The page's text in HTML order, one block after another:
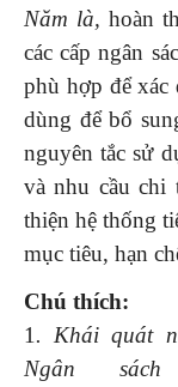
Năm là, hoàn
các cấp ngân
phù hợp để xác
dùng để bổ
nguyên tắc sử
và nhu cầu chi
thiện hệ thống
mục tiêu, hạn
Chú thích:
1 . Khái quát
Ngân